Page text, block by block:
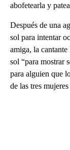
abofetearla y
Después de una
sol para intentar
amiga, la
sol “para mostrar
para alguien que
de las tres